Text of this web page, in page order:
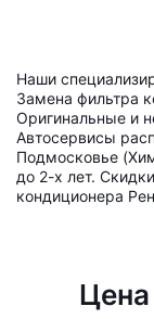
Наши
Замена фильтра
Оригинальные и
Автосервисы
Подмосковье
до 2-х лет.
кондиционера